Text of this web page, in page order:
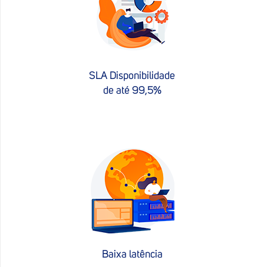
SLA Disponibilidade
de até 99,5%
Baixa latência